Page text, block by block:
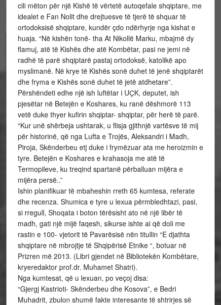
cili mëton për një Kishë të vërtetë autoqefale shqiptare, me
idealet e Fan Nolit dhe drejtuesve të tjerë të shquar të
ortodoksisë shqiptare, kundër çdo ndërhyrje nga kishat e
huaja. “Në kishën tonë- tha At Nikollë Marku, mbajmë dy
flamuj, atë të Kishës dhe atë Kombëtar, pasi ne jemi në
radhë të parë shqiptarë pastaj ortodoksë, katolikë apo
myslimanë. Në krye të Kishës sonë duhet të jenë shqiptarët
dhe fryma e Kishës sonë duhet të jetë atdhetare”.
Përshëndeti edhe një ish luftëtar i UҪK, deputet, ish
pjesëtar në Betejën e Koshares, ku ranë dëshmorë 113
vetë duke thyer kufirin shqiptar- shqiptar, për herë të parë.
“Kur unë shërbeja ushtarak, u flisja gjithnjë vartësve të mij
për historinë, që nga Lufta e Trojës, Aleksandri i Madh,
Piroja, Skënderbeu etj duke i frymëzuar ata me heroizmin e
tyre. Betejën e Koshares e krahasoja me atë të
Termopileve, ku treqind spartanë përballuan mijëra e
mijëra persë..”
Ishin planifikuar të mbaheshin rreth 65 kumtesa, referate
dhe recenza. Shumica e tyre u lexua përmbledhtazi, pasi,
si rregull, Shoqata i boton tërësisht ato në një libër të
madh, gati një mijë faqesh, sikurse ishte ai që doli me
rastin e 100- vjetorit të Pavarësisë nën titullin “E djathta
shqiptare në mbrojtje të Shqipërisë Etnike “, botuar në
Prizren më 2013. (Libri gjendet në Bibliotekën Kombëtare,
kryeredaktor prof.dr. Muhamet Shatri).
Nga kumtesat, që u lexuan, po veçoj disa:
“Gjergj Kastrioti- Skënderbeu dhe Kosova”, e Bedri
Muhadrit, zbulon shumë fakte interesante të shtrirjes së